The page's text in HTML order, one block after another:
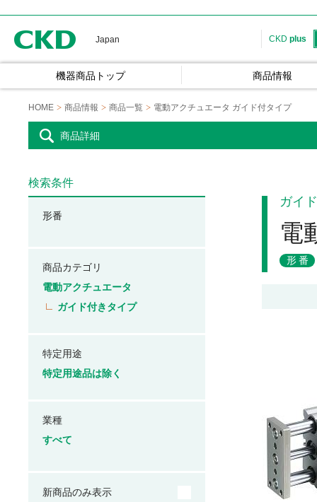
Japan CKD plus
機器商品トップ 商品情報
HOME 商品情報 商品一覧 電動アクチュエータ ガイド付タイプ
商品詳細
ガイ
電
形番
検索条件
形番
商品カテゴリ
電動アクチュエータ
ガイド付きタイプ
特定用途
特定用途品は除く
業種
すべて
新商品のみ表示